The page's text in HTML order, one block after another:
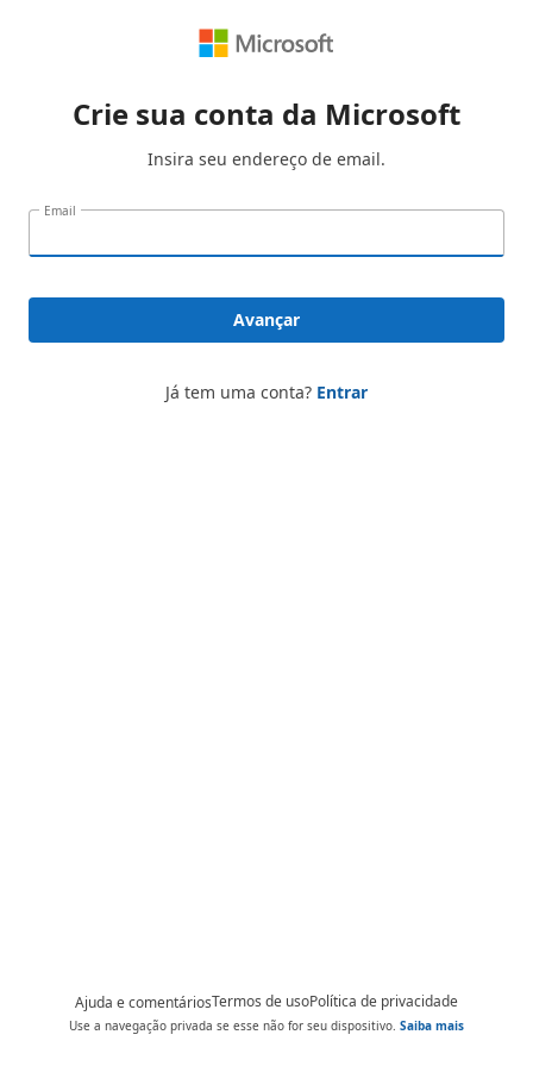
Crie sua conta da Microsoft
Insira seu endereço de email.
Email
Avançar
Já tem uma conta? Entrar
Ajuda e comentáriosTermos de usoPolítica de privacidade
Use a navegação privada se esse não for seu dispositivo. Saiba mais